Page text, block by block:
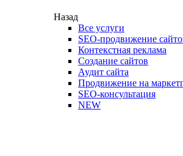
Назад
Все услуги
SEO-продвижение
Контекстная реклама
Создание сайтов
Аудит сайта
Продвижение на
SEO-консультация
NEW